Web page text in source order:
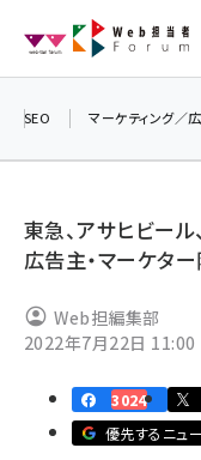
ン
seo (3528)
ai (2811)
youtube
note (2315)
セミナー
SEO マーケティング／
東急、アサヒビー
広告主・マーケタ
Web担編集部
2022年7月22日 11:00
3024
優先するニュ
＼ 8
▼申し